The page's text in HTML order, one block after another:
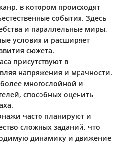
в котором происходят
события. Здесь
и параллельные миры,
условия и расширяет
сюжета.
присутствуют в
напряжения и мрачности.
многослойной и
способных оценить
часто планируют и
сложных заданий, что
динамику и движение